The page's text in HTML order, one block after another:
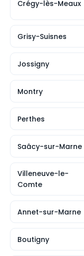
Crégy-lès-Meaux
Grisy-Suisnes
Jossigny
Montry
Perthes
Saâcy-sur-Marne
Villeneuve-le-
Comte
Annet-sur-Marne
Boutigny